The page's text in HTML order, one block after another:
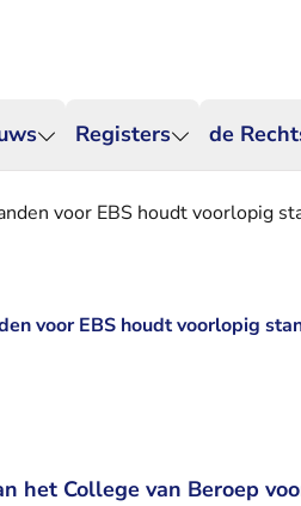
Registers de
voor EBS houdt voorlopig
voor EBS houdt voorlopig
het College van Beroep